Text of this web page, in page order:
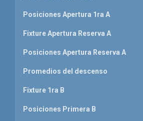
Posiciones Apertura 1ra A
Fixture Apertura Reserva A
Posiciones Apertura Reserva A
Promedios del descenso
Fixture 1ra B
Posiciones Primera B